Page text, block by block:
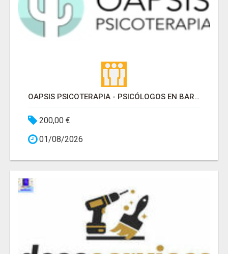
OAPSIS PSICOTERAPIA - PSICÓLOGOS EN BARRIO DE SALAMANCA
200,00 €
01/08/2026